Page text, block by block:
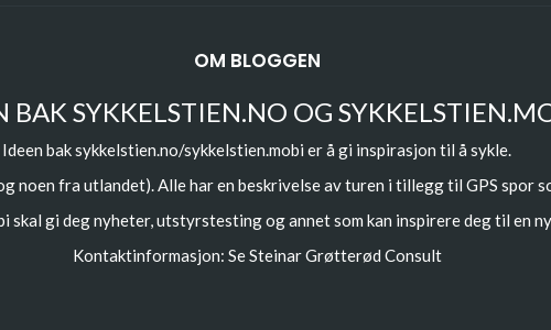
OM BLOGGEN
BAK SYKKELSTIEN.NO OG
Ideen bak sykkelstien.no/sykkelstien.mobi er å gi inspirasjon til å sykle.
noen fra utlandet). Alle har en beskrivelse av turen i tillegg til GPS spor
skal gi deg nyheter, utstyrstesting og annet som kan inspirere deg til en
Kontaktinformasjon: SeSteinar Grøtterød Consult